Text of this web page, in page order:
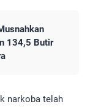
134,5 Butir
narkoba telah